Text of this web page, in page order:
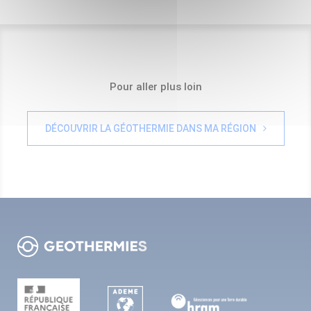
Pour aller plus loin
DÉCOUVRIR LA GÉOTHERMIE DANS MA RÉGION